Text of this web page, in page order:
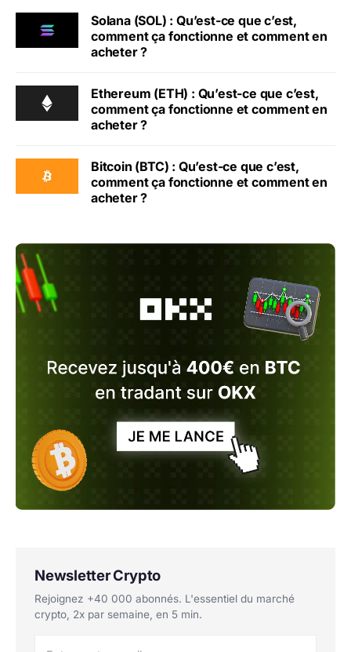
Solana (SOL) : Qu’est-ce que c’est,
comment ça fonctionne et comment en
acheter ?
Ethereum (ETH) : Qu’est-ce que c’est,
comment ça fonctionne et comment en
acheter ?
Bitcoin (BTC) : Qu’est-ce que c’est,
comment ça fonctionne et comment en
acheter ?
Newsletter Crypto
Rejoignez +40 000 abonnés. L'essentiel du marché
crypto, 2x par semaine, en 5 min.